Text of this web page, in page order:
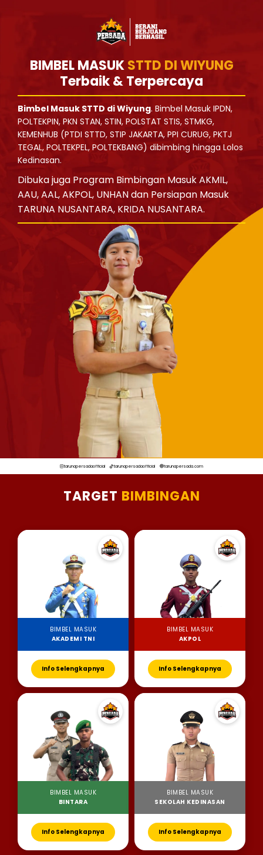
BIMBEL MASUKSTTD DI WIYUNG
Terbaik & Terpercaya
Bimbel Masuk STTD di Wiyung. Bimbel Masuk IPDN,
POLTEKPIN, PKN STAN, STIN, POLSTAT STIS, STMKG,
KEMENHUB (PTDI STTD, STIP JAKARTA, PPI CURUG, PKTJ
TEGAL, POLTEKPEL, POLTEKBANG) dibimbing hingga Lolos
Kedinasan.
Dibuka juga Program Bimbingan Masuk AKMIL,
AAU, AAL, AKPOL, UNHAN dan Persiapan Masuk
TARUNA NUSANTARA, KRIDA NUSANTARA.
tarunapersadaofficial tarunapersadaofficial tarunapersada.com
TARGET BIMBINGAN
BIMBEL MASUK
AKADEMI TNI
Info Selengkapnya
BIMBEL MASUK
AKPOL
Info Selengkapnya
BIMBEL MASUK
BINTARA
Info Selengkapnya
BIMBEL MASUK
SEKOLAH KEDINASAN
Info Selengkapnya